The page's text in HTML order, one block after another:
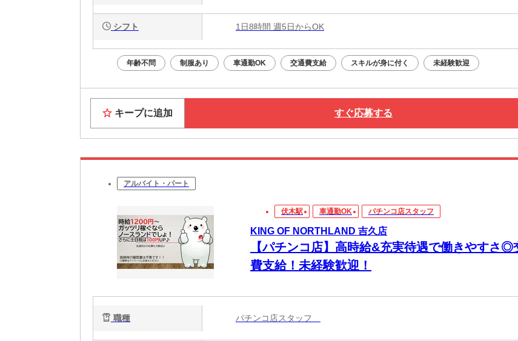
シフト 1日8時間 週5日からOK
年齢不問 制服あり 車通勤OK 交通費支給 スキルが身に付く 未経験歓迎
キープに追加 すぐ応募する
アルバイト・パート
伏木駅 車通勤OK パチンコ店スタッフ
KING OF NORTHLAND 吉久店
【パチンコ店】高時給&充実待遇で働きやすさ◎
費支給！未経験歓迎！
職種 パチンコ店スタッフ